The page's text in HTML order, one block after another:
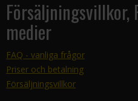
Försäljningsvillkor,
medier
FAQ - vanliga frågor
Priser och betalning
Försäljningsvillkor